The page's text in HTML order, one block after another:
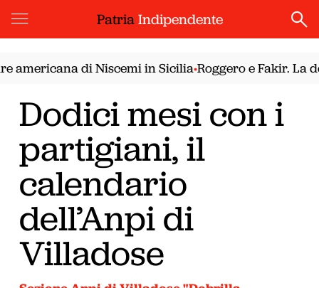
PatriaIndipendente
di Niscemi in Sicilia•Roggero e Fakir. La
Dodici mesi con i
partigiani, il
calendario
dell’Anpi di
Villadose